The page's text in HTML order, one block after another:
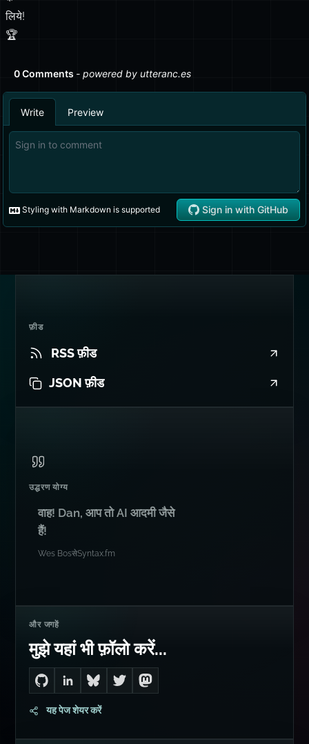
लिये!
🏆
फ़ीड
RSS फ़ीड
JSON फ़ीड
उद्धरण योग्य
वाह! Dan, आप तो AI आदमी जैसे
हैं!
Wes BosसेSyntax.fm
और जगहें
मुझे यहां भी फ़ॉलो करें...
Go to Dan's GitHub
Connect with me on LinkedIn
Follow me on Bluesky
Follow me on Twitter
Follow me on Mastodon
यह पेज शेयर करें